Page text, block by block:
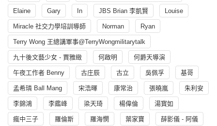
Elaine Gary In JBS Brian 李凱賢 Louise
Miracle 社交力學培訓導師 Norman Ryan
Terry Wong 王總講軍事@TerryWongmilitarytalk
九十後文藝少女 - 賈雅緻 何啟明 何爵天導演
午夜工作者 Benny 古庄辰 古立 吳佩孚 基哥
孟希璘 Ball Mang 宋浩暉 康常治 張曉嵐 朱利安
李錦鴻 李鑑峰 梁天琦 楊偉倫 湯寳如
瘋中三子 羅倫斯 羅海憫 葉家寶 薛影儀 - 阿儀